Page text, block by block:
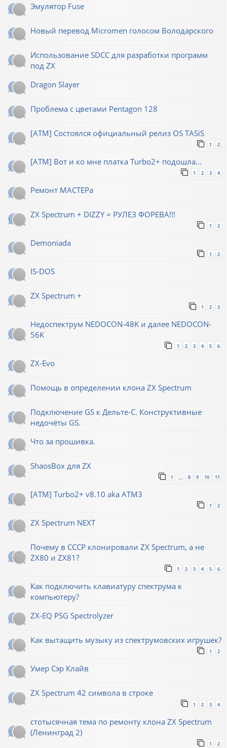
Эмулятор Fuse
Новый перевод Micromen голосом Володарского
Использование SDCC для разработки программ
под ZX
Dragon Slayer
Проблема с цветами Pentagon 128
[ATM] Состоялся официальный релиз OS TASiS
1 2
[ATM] Вот и ко мне платка Turbo2+ подошла...
1 2 3 4
Ремонт МАСТЕРа
ZX Spectrum + DIZZY = РУЛЕЗ ФОРЕВА!!!
1 2
Demoniada
1 2
IS-DOS
ZX Spectrum +
1 2 3
Недоспектрум NEDOCON-48K и далее NEDOCON-
56K
1 2 3 4 5 6
ZX-Evo
Помощь в определении клона ZX Spectrum
Подключение GS к Дельте-С. Конструктивные
недочёты GS.
Что за прошивка.
ShaosBox для ZX
1 … 8 9 10 11
[ATM] Turbo2+ v8.10 aka ATM3
1 2
ZX Spectrum NEXT
Почему в СССР клонировали ZX Spectrum, а не
ZX80 и ZX81?
1 2 3 4 5 6
Как подключить клавиатуру спектрума к
компьютеру?
ZX-EQ PSG Spectrolyzer
Как вытащить музыку из спектрумовских игрушек?
1 2
Умер Сэр Клайв
ZX Spectrum 42 символа в строке
1 2 3 4
стотысячная тема по ремонту клона ZX Spectrum
(Ленинград 2)
1 2